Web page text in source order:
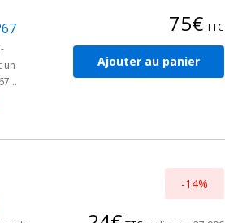
un
75€ TTC
Ajouter au panier
-14%